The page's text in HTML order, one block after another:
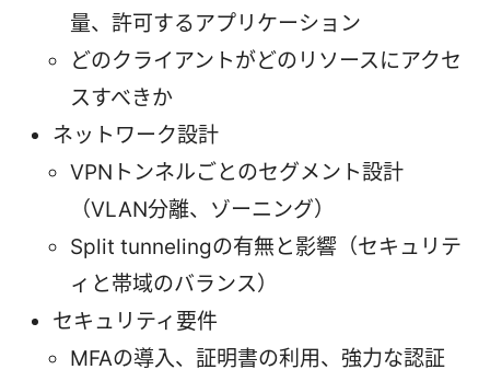
量、許可するアプリケーション
どのクライアントがどのリソースにアクセ
スすべきか
ネットワーク設計
VPNトンネルごとのセグメント設計
（VLAN分離、ゾーニング）
Split tunnelingの有無と影響（セキュリテ
ィと帯域のバランス）
セキュリティ要件
MFAの導入、証明書の利用、強力な認証